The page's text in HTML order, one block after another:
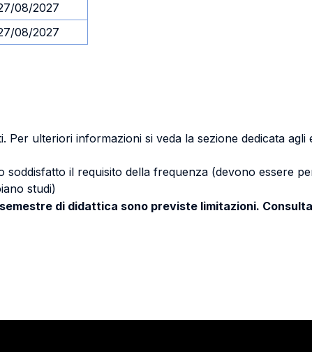
08/2027
08/2027
ulteriori informazioni si veda la sezione dedicata agli
il requisito della frequenza (devono essere
studi)
di didattica sono previste limitazioni.